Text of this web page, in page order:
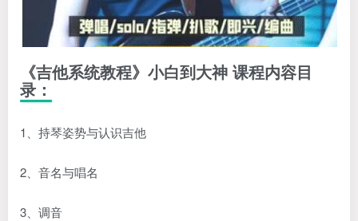
《吉他系统教程》小白到大神 课程内容目
录：
1、持琴姿势与认识吉他
2、音名与唱名
3、调音